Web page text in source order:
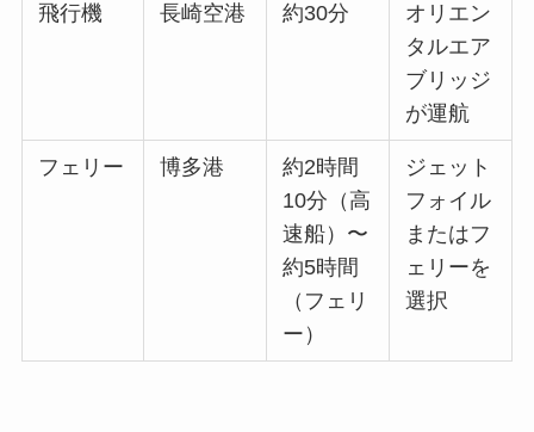
飛行機 長崎空港 約30分
オリエン
タルエア
ブリッジ
が運航
フェリー 博多港
約2時間
10分（高
速船）〜
約5時間
（フェリ
ー）
ジェット
フォイル
またはフ
ェリーを
選択